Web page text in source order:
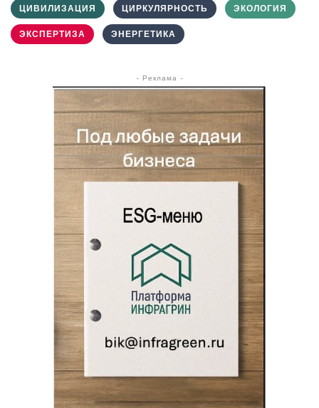
ЦИВИЛИЗАЦИЯ ЦИРКУЛЯРНОСТЬ ЭКОЛОГИЯ
ЭКСПЕРТИЗА ЭНЕРГЕТИКА
- Реклама -